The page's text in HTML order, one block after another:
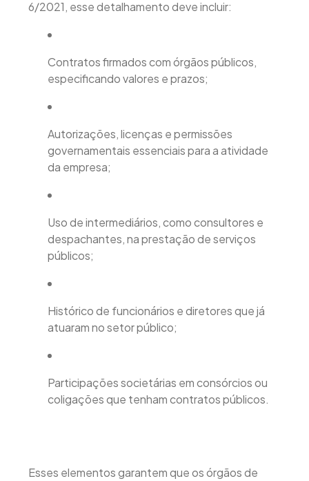
6/2021, esse detalhamento deve incluir:
Contratos firmados com órgãos públicos,
especificando valores e prazos;
Autorizações, licenças e permissões
governamentais essenciais para a atividade
da empresa;
Uso de intermediários, como consultores e
despachantes, na prestação de serviços
públicos;
Histórico de funcionários e diretores que já
atuaram no setor público;
Participações societárias em consórcios ou
coligações que tenham contratos públicos.
Esses elementos garantem que os órgãos de